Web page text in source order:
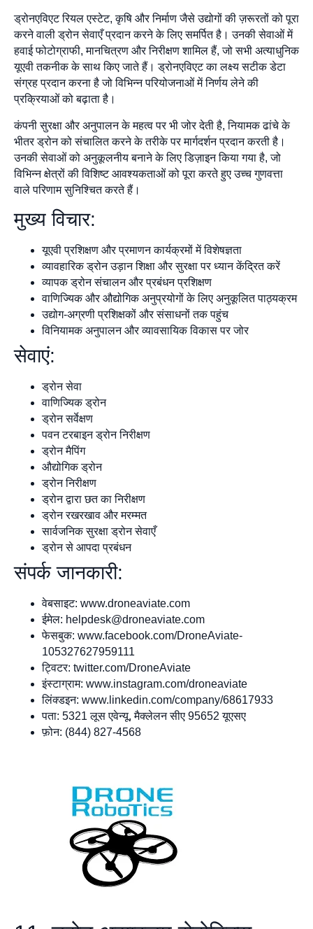
ड्रोनएविएट रियल एस्टेट, कृषि और निर्माण जैसे उद्योगों की ज़रूरतों को पूरा
करने वाली ड्रोन सेवाएँ प्रदान करने के लिए समर्पित है। उनकी सेवाओं में
हवाई फोटोग्राफी, मानचित्रण और निरीक्षण शामिल हैं, जो सभी अत्याधुनिक
यूएवी तकनीक के साथ किए जाते हैं। ड्रोनएविएट का लक्ष्य सटीक डेटा
संग्रह प्रदान करना है जो विभिन्न परियोजनाओं में निर्णय लेने की
प्रक्रियाओं को बढ़ाता है।
कंपनी सुरक्षा और अनुपालन के महत्व पर भी जोर देती है, नियामक ढांचे के
भीतर ड्रोन को संचालित करने के तरीके पर मार्गदर्शन प्रदान करती है।
उनकी सेवाओं को अनुकूलनीय बनाने के लिए डिज़ाइन किया गया है, जो
विभिन्न क्षेत्रों की विशिष्ट आवश्यकताओं को पूरा करते हुए उच्च गुणवत्ता
वाले परिणाम सुनिश्चित करते हैं।
मुख्य विचार:
यूएवी प्रशिक्षण और प्रमाणन कार्यक्रमों में विशेषज्ञता
व्यावहारिक ड्रोन उड़ान शिक्षा और सुरक्षा पर ध्यान केंद्रित करें
व्यापक ड्रोन संचालन और प्रबंधन प्रशिक्षण
वाणिज्यिक और औद्योगिक अनुप्रयोगों के लिए अनुकूलित पाठ्यक्रम
उद्योग-अग्रणी प्रशिक्षकों और संसाधनों तक पहुंच
विनियामक अनुपालन और व्यावसायिक विकास पर जोर
सेवाएं:
ड्रोन सेवा
वाणिज्यिक ड्रोन
ड्रोन सर्वेक्षण
पवन टरबाइन ड्रोन निरीक्षण
ड्रोन मैपिंग
औद्योगिक ड्रोन
ड्रोन निरीक्षण
ड्रोन द्वारा छत का निरीक्षण
ड्रोन रखरखाव और मरम्मत
सार्वजनिक सुरक्षा ड्रोन सेवाएँ
ड्रोन से आपदा प्रबंधन
संपर्क जानकारी:
वेबसाइट: www.droneaviate.com
ईमेल: helpdesk@droneaviate.com
फेसबुक: www.facebook.com/DroneAviate-
105327627959111
ट्विटर: twitter.com/DroneAviate
इंस्टाग्राम: www.instagram.com/droneaviate
लिंक्डइन: www.linkedin.com/company/68617933
पता: 5321 लूस एवेन्यू, मैक्लेलन सीए 95652 यूएसए
फ़ोन: (844) 827-4568